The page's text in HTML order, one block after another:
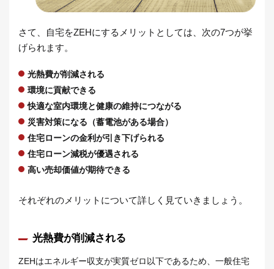
さて、自宅をZEHにするメリットとしては、次の7つが挙
げられます。
光熱費が削減される
環境に貢献できる
快適な室内環境と健康の維持につながる
災害対策になる（蓄電池がある場合）
住宅ローンの金利が引き下げられる
住宅ローン減税が優遇される
高い売却価値が期待できる
それぞれのメリットについて詳しく見ていきましょう。
光熱費が削減される
ZEHはエネルギー収支が実質ゼロ以下であるため、一般住宅